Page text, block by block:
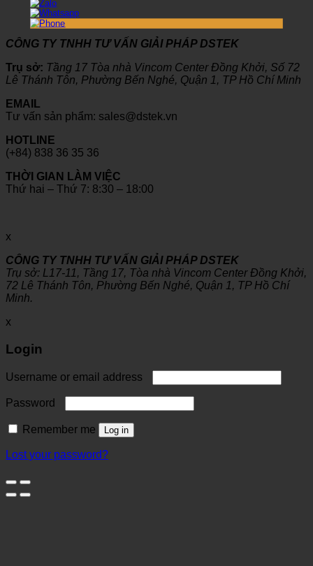
CÔNG TY TNHH TƯ VẤN GIẢI PHÁP DSTEK
Trụ sở: Tầng 17 Tòa nhà Vincom Center Đồng Khởi, Số 72
Lê Thánh Tôn, Phường Bến Nghé, Quận 1, TP Hồ Chí Minh
EMAIL
Tư vấn sản phẩm: sales@dstek.vn
HOTLINE
(+84) 838 36 35 36
THỜI GIAN LÀM VIỆC
Thứ hai – Thứ 7: 8:30 – 18:00
x
CÔNG TY TNHH TƯ VẤN GIẢI PHÁP DSTEK
Trụ sở: L17-11, Tầng 17, Tòa nhà Vincom Center Đồng Khởi,
72 Lê Thánh Tôn, Phường Bến Nghé, Quận 1, TP Hồ Chí
Minh.
x
Login
Username or email address
Password
Remember me Log in
Lost your password?